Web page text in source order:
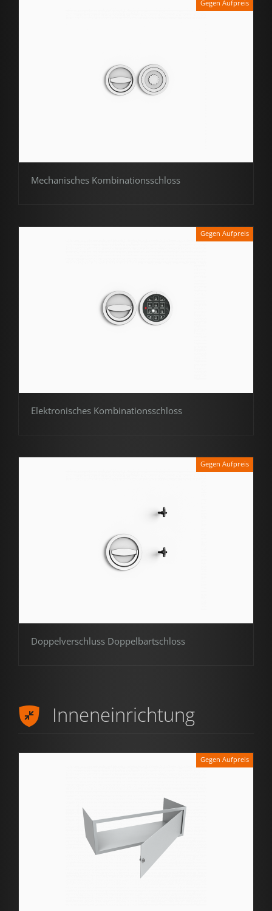
Gegen Aufpreis
Mechanisches Kombinationsschloss
Gegen Aufpreis
Elektronisches Kombinationsschloss
Gegen Aufpreis
Doppelverschluss Doppelbartschloss
Inneneinrichtung
Gegen Aufpreis